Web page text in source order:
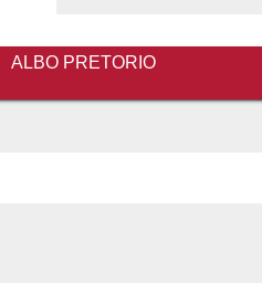
ALBO PRETORIO